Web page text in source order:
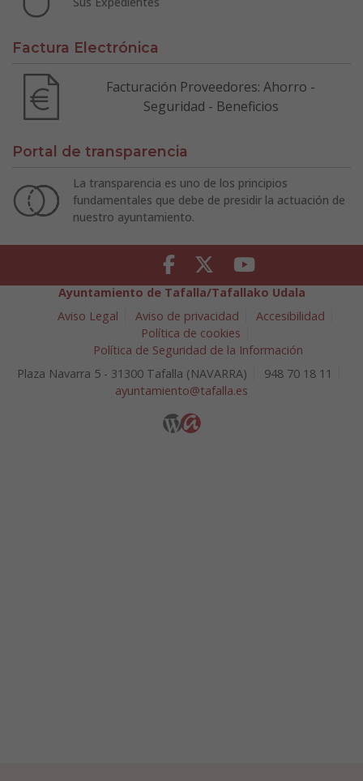
Factura Electrónica
Facturación Proveedores: Ahorro -
Seguridad - Beneficios
Portal de transparencia
La transparencia es uno de los principios
fundamentales que debe de presidir la actuación de
nuestro ayuntamiento.
Facebook Twitter Youtube
Ayuntamiento de Tafalla/Tafallako Udala
Aviso Legal
Aviso de privacidad
Accesibilidad
Política de cookies
Política de Seguridad de la Información
Plaza Navarra 5 - 31300 Tafalla (NAVARRA)
948 70 18 11
ayuntamiento@tafalla.es